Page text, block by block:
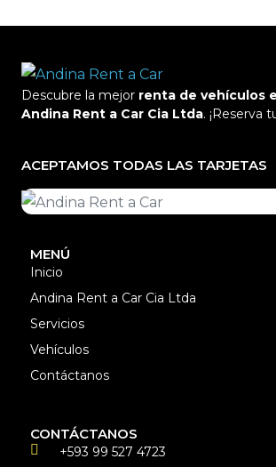
Descubre la mejor renta de vehículos
Andina Rent a Car Cia Ltda. ¡Reserva
ACEPTAMOS TODAS LAS TARJETAS
MENÚ
Inicio
Andina Rent a Car Cia Ltda
Servicios
Vehículos
Contáctanos
CONTÁCTANOS
+593 99 527 4723